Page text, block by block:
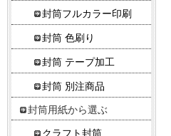
封筒フルカラー印刷
封筒 色刷り
封筒 テープ加工
封筒 別注商品
封筒用紙から選ぶ
クラフト封筒